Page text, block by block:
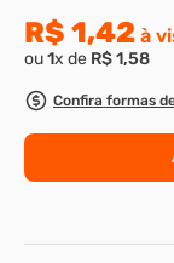
R$ 1,42 à
ou1x de R$1,58
Confira formas
8º
rebite rosca
9º
parafuso
10º parafuso 5